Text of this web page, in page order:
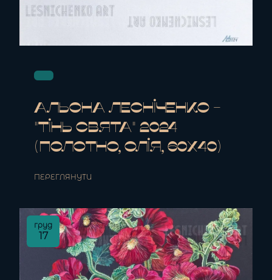
Альона Лесніченко -
"Тінь Свята" 2024
(полотно, олія, 60x40)
ПЕРЕГЛЯНУТИ
груд
17